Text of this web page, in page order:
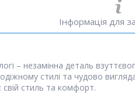
Інформація для
– незамінна деталь
стилі та чудово
свій стиль та комфорт.